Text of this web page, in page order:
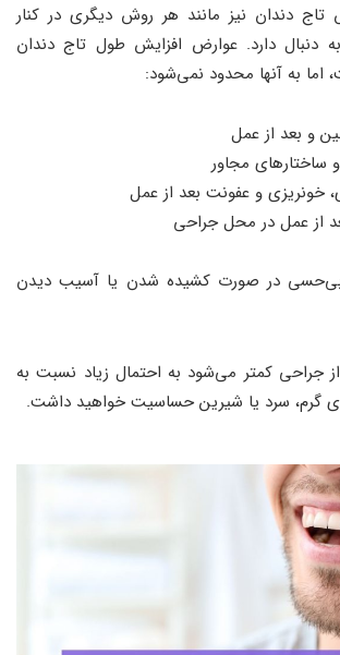
دندان نیز مانند هر روش دیگری در کنار
به دنبال دارد. عوارض افزایش طول تاج دندان
اما به آنها محدود نمی‌شود:
و بعد از عمل
ساختارهای مجاور
خونریزی و عفونت بعد از عمل
از عمل در محل جراحی
بی‌حسی در صورت کشیده شدن یا آسیب دیدن
جراحی کمتر می‌شود به احتمال زیاد نسبت به
گرم، سرد یا شیرین حساسیت خواهید داشت.